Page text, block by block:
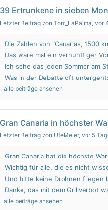
39 Ertrunkene in sieben
Letzter Beitrag von Tom_LaPalma, vor
Die Zahlen von "Canarias, 1500
Das wäre mal ein vernünftiger
Ich sehe das jeden Sommer am
Was in der Debatte oft
alle beiträge ansehen
Gran Canaria in höchster
Letzter Beitrag von UteMeier, vor 5
Gran Canaria hat die höchste
Wichtig für alle, die es nicht
Und bitte keine Drohnen fliegen
Danke, das mit dem Grillverbot
alle beiträge ansehen